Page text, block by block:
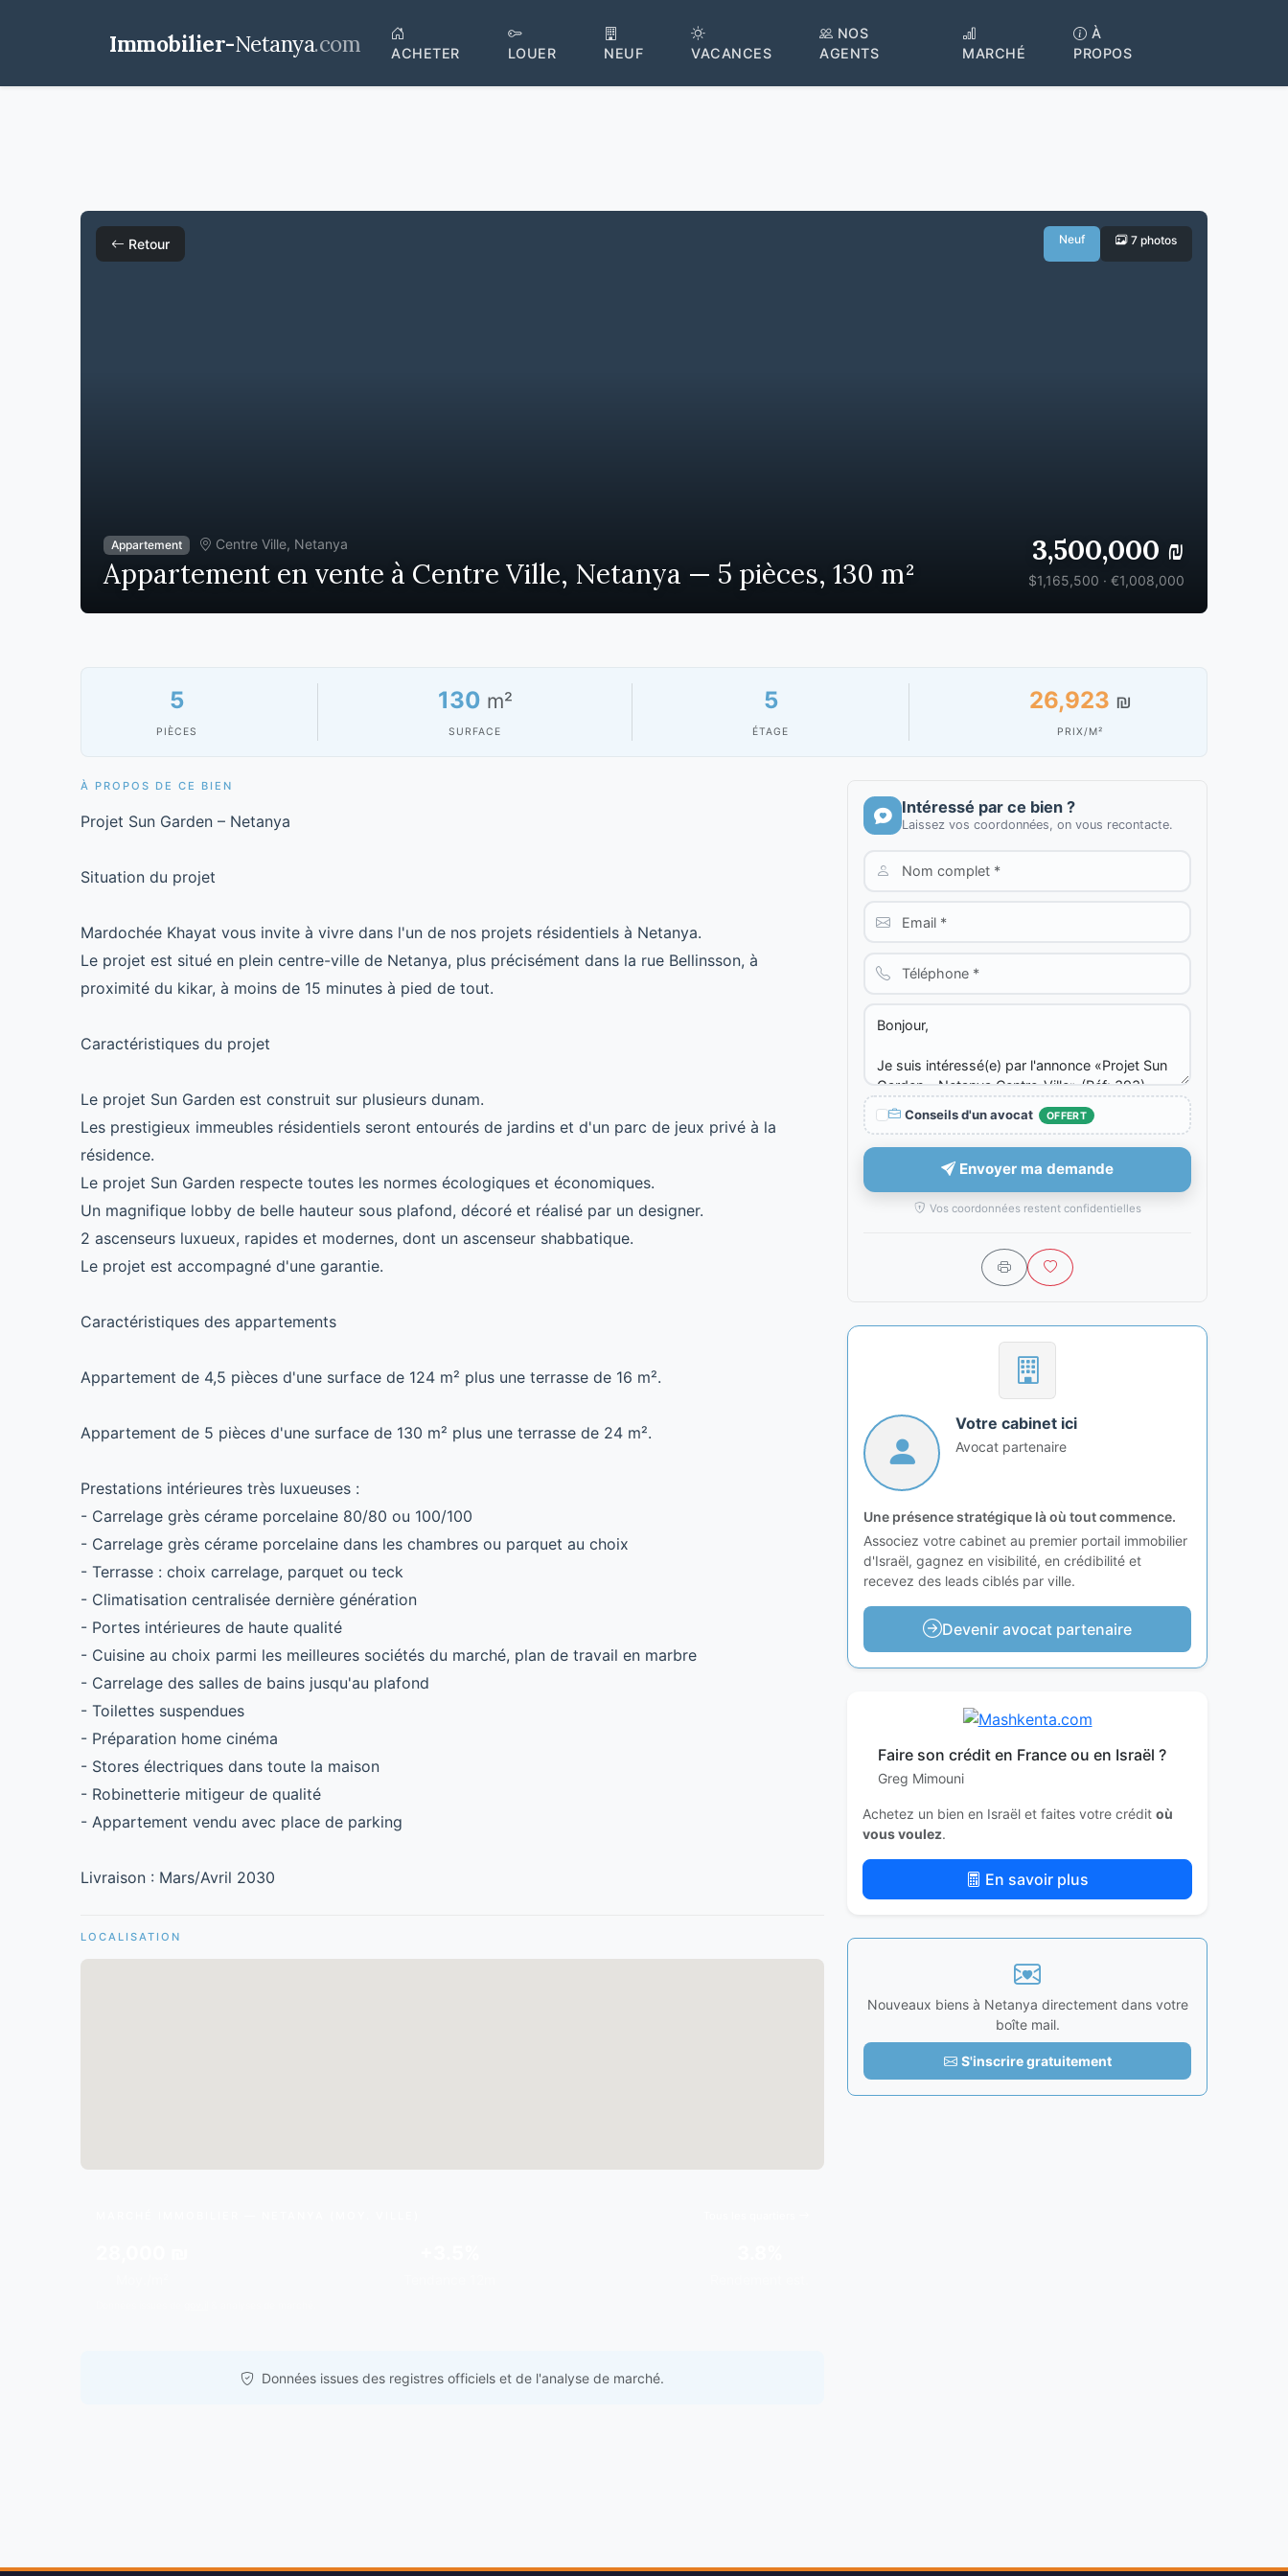
Immobilier-Netanya.com ACHETER LOUER NEUF VACANCES
NOS
AGENTS
MARCHÉ
À
PROPOS
Retour Neuf 7 photos
Appartement Centre Ville, Netanya
Appartement en vente à Centre Ville, Netanya — 5 pièces, 130 m²
3,500,000 ₪
$1,165,500 · €1,008,000
5
PIÈCES
130 m²
SURFACE
5
ÉTAGE
26,923 ₪
PRIX/M²
À PROPOS DE CE BIEN
Projet Sun Garden – Netanya
Situation du projet
Mardochée Khayat vous invite à vivre dans l'un de nos projets résidentiels à Netanya.
Le projet est situé en plein centre-ville de Netanya, plus précisément dans la rue Bellinsson, à
proximité du kikar, à moins de 15 minutes à pied de tout.
Caractéristiques du projet
Le projet Sun Garden est construit sur plusieurs dunam.
Les prestigieux immeubles résidentiels seront entourés de jardins et d'un parc de jeux privé à la
résidence.
Le projet Sun Garden respecte toutes les normes écologiques et économiques.
Un magnifique lobby de belle hauteur sous plafond, décoré et réalisé par un designer.
2 ascenseurs luxueux, rapides et modernes, dont un ascenseur shabbatique.
Le projet est accompagné d'une garantie.
Caractéristiques des appartements
Appartement de 4,5 pièces d'une surface de 124 m² plus une terrasse de 16 m².
Appartement de 5 pièces d'une surface de 130 m² plus une terrasse de 24 m².
Prestations intérieures très luxueuses :
- Carrelage grès cérame porcelaine 80/80 ou 100/100
- Carrelage grès cérame porcelaine dans les chambres ou parquet au choix
- Terrasse : choix carrelage, parquet ou teck
- Climatisation centralisée dernière génération
- Portes intérieures de haute qualité
- Cuisine au choix parmi les meilleures sociétés du marché, plan de travail en marbre
- Carrelage des salles de bains jusqu'au plafond
- Toilettes suspendues
- Préparation home cinéma
- Stores électriques dans toute la maison
- Robinetterie mitigeur de qualité
- Appartement vendu avec place de parking
Livraison : Mars/Avril 2030
LOCALISATION
Données issues des registres officiels et de l'analyse de marché.
Intéressé par ce bien ?
Laissez vos coordonnées, on vous recontacte.
Conseils d'un avocat OFFERT
Envoyer ma demande
Vos coordonnées restent confidentielles
Votre cabinet ici
Avocat partenaire
Une présence stratégique là où tout commence.
Associez votre cabinet au premier portail immobilier
d'Israël, gagnez en visibilité, en crédibilité et
recevez des leads ciblés par ville.
Devenir avocat partenaire
Faire son crédit en France ou en Israël ?
Greg Mimouni
Achetez un bien en Israël et faites votre crédit où
vous voulez.
En savoir plus
Nouveaux biens à Netanya directement dans votre
boîte mail.
S'inscrire gratuitement